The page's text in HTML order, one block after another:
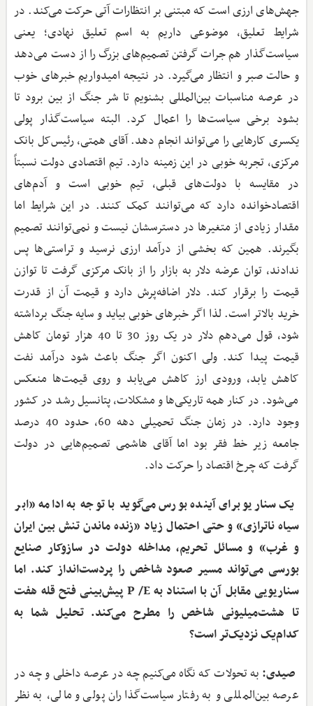
جهش‌های ارزی است که مبتنی بر انتظارات آتی حرکت می‌کند. در
شرایط تعلیق، موضوعی داریم به اسم تعلیق نهادی؛ یعنی
سیاست‌گذار هم جرات گرفتن تصمیم‌های بزرگ را از دست می‌دهد
و حالت صبر و انتظار می‌گیرد. در نتیجه امیدواریم خبرهای خوب
در عرصه مناسبات بین‌المللی بشنویم تا شر جنگ از بین برود تا
بشود برخی سیاست‌ها را اعمال کرد. البته سیاست‌گذار پولی
یکسری کارهایی را می‌تواند انجام دهد. آقای همتی، رئیس‌کل بانک
مرکزی، تجربه خوبی در این زمینه دارد. تیم اقتصادی دولت نسبتاً
در مقایسه با دولت‌های قبلی، تیم خوبی است و آدم‌های
اقتصادخوانده دارد که می‌توانند کمک کنند. در این شرایط اما
مقدار زیادی از متغیرها در دسترسشان نیست و نمی‌توانند تصمیم
بگیرند. همین که بخشی از درآمد ارزی نرسید و تراستی‌ها پس
ندادند، توان عرضه دلار به بازار را از بانک مرکزی گرفت تا توازن
قیمت را برقرار کند. دلار اضافه‌پرش دارد و قیمت آن از قدرت
خرید بالاتر است. لذا اگر خبرهای خوبی بیاید و سایه جنگ برداشته
شود، قول می‌دهم دلار در یک روز 30 تا 40 هزار تومان کاهش
قیمت پیدا کند. ولی اکنون اگر جنگ باعث شود درآمد نفت
کاهش یابد، ورودی ارز کاهش می‌یابد و روی قیمت‌ها منعکس
می‌شود. در کنار همه تاریکی‌ها و مشکلات،‌ پتانسیل رشد در کشور
وجود دارد. در زمان جنگ تحمیلی دهه 60، حدود 40 درصد
جامعه زیر خط فقر بود اما آقای هاشمی تصمیم‌هایی در دولت
گرفت که چرخ اقتصاد را حرکت داد.
‌ یک سناریو برای آینده بورس می‌گوید با توجه به ادامه «ابر
سیاه ناترازی» و حتی احتمال زیاد «زنده ماندن تنش بین ایران
و غرب» و مسائل تحریم، مداخله دولت در سازوکار صنایع
بورسی می‌تواند مسیر صعود شاخص را پردست‌انداز کند. اما
سناریویی مقابل آن با استناد به P /E پیش‌بینی فتح قله هفت
تا هشت‌میلیونی شاخص را مطرح می‌کند. تحلیل شما به
کدام‌یک نزدیک‌تر است؟
صیدی: به تحولات که نگاه می‌کنیم چه در عرصه داخلی و چه در
عرصه بین‌المللی و به رفتار سیاست‌گذاران پولی و مالی، به نظر